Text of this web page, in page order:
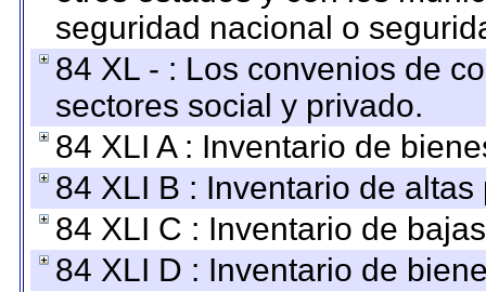
seguridad nacional o
84 XL - : Los convenios de
sectores social y privado.
84 XLI A : Inventario de
84 XLI B : Inventario de
84 XLI C : Inventario de
84 XLI D : Inventario de